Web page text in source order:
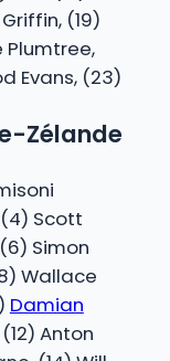
(19)
Plumtree,
Evans, (23)
Zélande
(4) Scott
Simon
Wallace
Damian
Anton